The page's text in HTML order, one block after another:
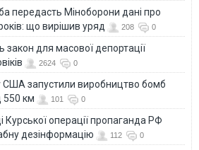
передасть Міноборони дані про
що вирішив уряд
208 0
закон для масової депортації
2624 0
США запустили виробництво бомб
550 км
101 0
Курської операції пропаганда РФ
дезінформацію
112 0